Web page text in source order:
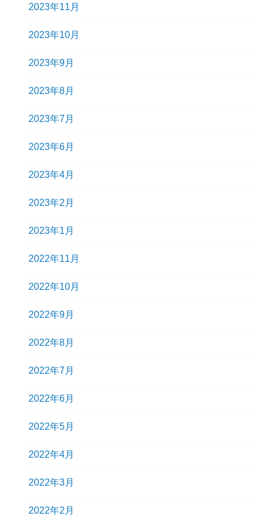
2023年11月
2023年10月
2023年9月
2023年8月
2023年7月
2023年6月
2023年4月
2023年2月
2023年1月
2022年11月
2022年10月
2022年9月
2022年8月
2022年7月
2022年6月
2022年5月
2022年4月
2022年3月
2022年2月